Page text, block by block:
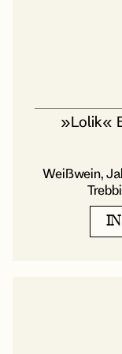
»Lolik«
Weißwein,